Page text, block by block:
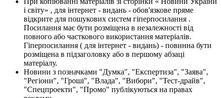
і світу» , для інтернет - видань - обов'язкове пряме
відкрите для пошукових систем гіперпосилання .
Посилання має бути розміщена в незалежності від
повного або часткового використання матеріалів.
Гіперпосилання ( для інтернет - видань) - повинна бути
розміщена в підзаголовку або в першому абзаці
матеріалу.
Новини з позначками "Думка", "Експертиза", "Заява",
"Регіони", "Гроші", "Влада", "Вибори", "Тест-драйв",
"Спецпроекти", "Промо" публікуються на правах